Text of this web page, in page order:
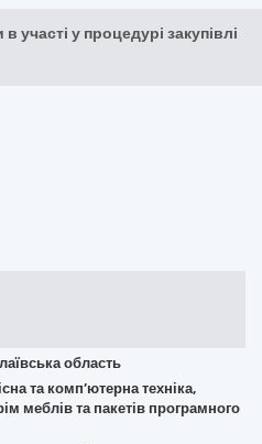
участі у процедурі закупівлі
область
та комп’ютерна техніка,
меблів та пакетів програмного